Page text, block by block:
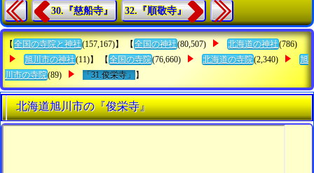
30.『慈船寺』 32.『順敬寺』
【 全国の寺院と神社(157,167)】 【 全国の神社(80,507) 北海道の神社(786)
旭川市の神社(11)】 【 全国の寺院(76,660) 北海道の寺院(2,340)
旭
川市の寺院(89) 「31.俊栄寺」 】
北海道旭川市の『俊栄寺』